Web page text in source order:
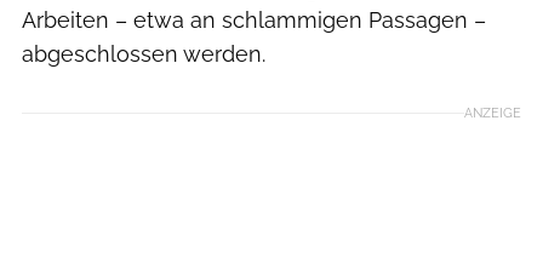
Arbeiten – etwa an schlammigen Passagen –
abgeschlossen werden.
ANZEIGE